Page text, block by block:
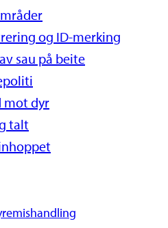
og ID-merking
sau på beite
mot dyr
talt